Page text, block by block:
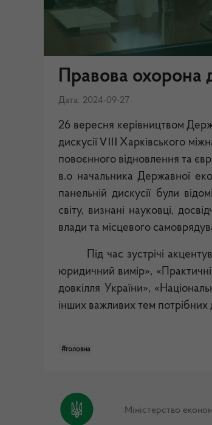
Правова охорона
Дата: 2024-09-27
26 вересня керівництвом
дискусії ⅤⅠⅠⅠ Харківського
повоєнного відновлення та
в.о начальника Державної
панельній дискусії були
світу, визнані науковці,
влади та місцевого
Під час зустрічі
юридичний вимір», «Практичні
довкілля України»,
інших важливих тем
#головна
Міністерство